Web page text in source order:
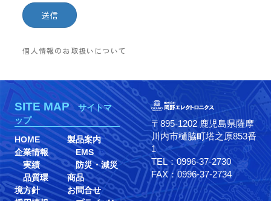
個人情報のお取扱いについて
SITE MAPサイトマ
ップ
HOME
企業情報
実績
品質環
境方針
製品案内
EMS
防災・減災
商品
お問合せ
〒895-1202 鹿児島県薩摩
川内市樋脇町塔之原853番
1
TEL：0996-37-2730
FAX：0996-37-2734